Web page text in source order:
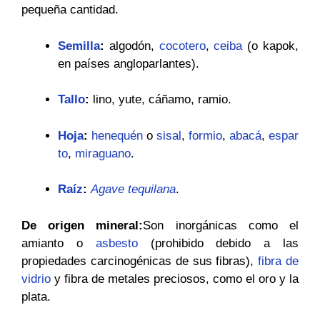
pequeña cantidad.
Semilla: algodón, cocotero,ceiba(o kapok,
en países angloparlantes).
Tallo: lino, yute, cáñamo, ramio.
Hoja: henequén o sisal, formio, abacá, espar
to, miraguano.
Raíz: Agave tequilana.
De origen mineral:Son inorgánicas como el
amianto o asbesto(prohibido debido a las
propiedades carcinogénicas de sus fibras),fibra de
vidrio y fibra de metales preciosos, como el oro y la
plata.